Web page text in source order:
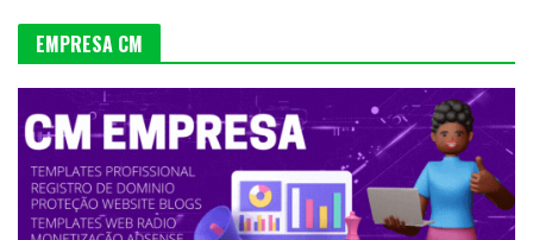
EMPRESA CM